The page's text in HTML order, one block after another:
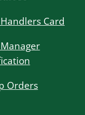
Card
Orders